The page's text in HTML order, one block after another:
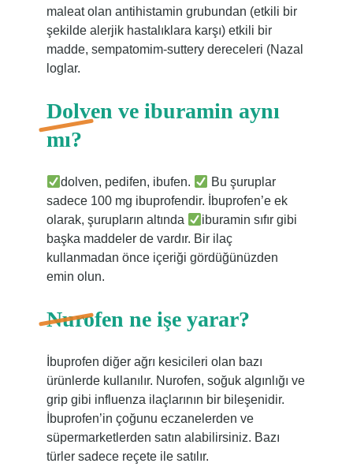
maleat olan antihistamin grubundan (etkili bir
şekilde alerjik hastalıklara karşı) etkili bir
madde, sempatomim-suttery dereceleri (Nazal
loglar.
Dolven ve iburamin aynı
mı?
dolven, pedifen, ibufen.
Bu şuruplar
sadece 100 mg ibuprofendir. İbuprofen’e ek
olarak, şurupların altında
iburamin sıfır gibi
başka maddeler de vardır. Bir ilaç
kullanmadan önce içeriği gördüğünüzden
emin olun.
Nurofen ne işe yarar?
İbuprofen diğer ağrı kesicileri olan bazı
ürünlerde kullanılır. Nurofen, soğuk algınlığı ve
grip gibi influenza ilaçlarının bir bileşenidir.
İbuprofen’in çoğunu eczanelerden ve
süpermarketlerden satın alabilirsiniz. Bazı
türler sadece reçete ile satılır.